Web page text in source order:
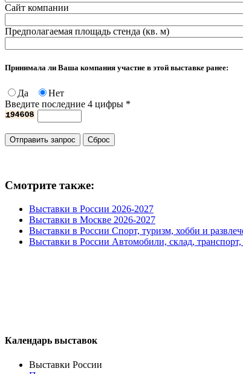
Сайт компании
Предполагаемая площадь стенда (кв. м)
Принимала ли Ваша компания участие в этой выставке ранее:
Да
Нет
Введите последние 4 цифры *
Смотрите также:
Выставки в России 2026-2027
Выставки в Москве 2026-2027
Выставки в России Спорт, туризм, хобби и
Выставки в России Автомобили, склад, транспорт,
Календарь выставок
Выставки России